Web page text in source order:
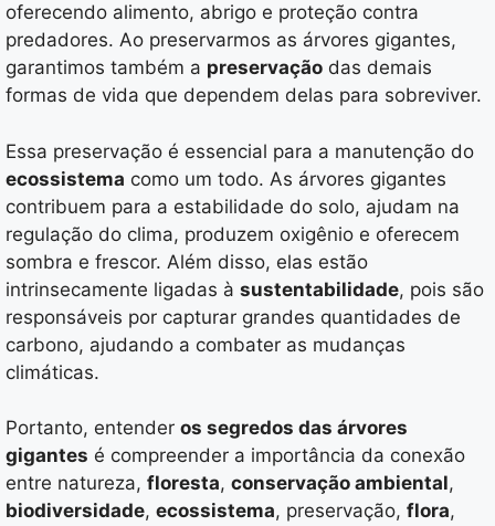
oferecendo alimento, abrigo e proteção contra
predadores. Ao preservarmos as árvores gigantes,
garantimos também a preservação das demais
formas de vida que dependem delas para sobreviver.
Essa preservação é essencial para a manutenção do
ecossistema como um todo. As árvores gigantes
contribuem para a estabilidade do solo, ajudam na
regulação do clima, produzem oxigênio e oferecem
sombra e frescor. Além disso, elas estão
intrinsecamente ligadas à sustentabilidade, pois são
responsáveis por capturar grandes quantidades de
carbono, ajudando a combater as mudanças
climáticas.
Portanto, entender os segredos das árvores
gigantes é compreender a importância da conexão
entre natureza, floresta, conservação ambiental,
biodiversidade, ecossistema, preservação, flora,